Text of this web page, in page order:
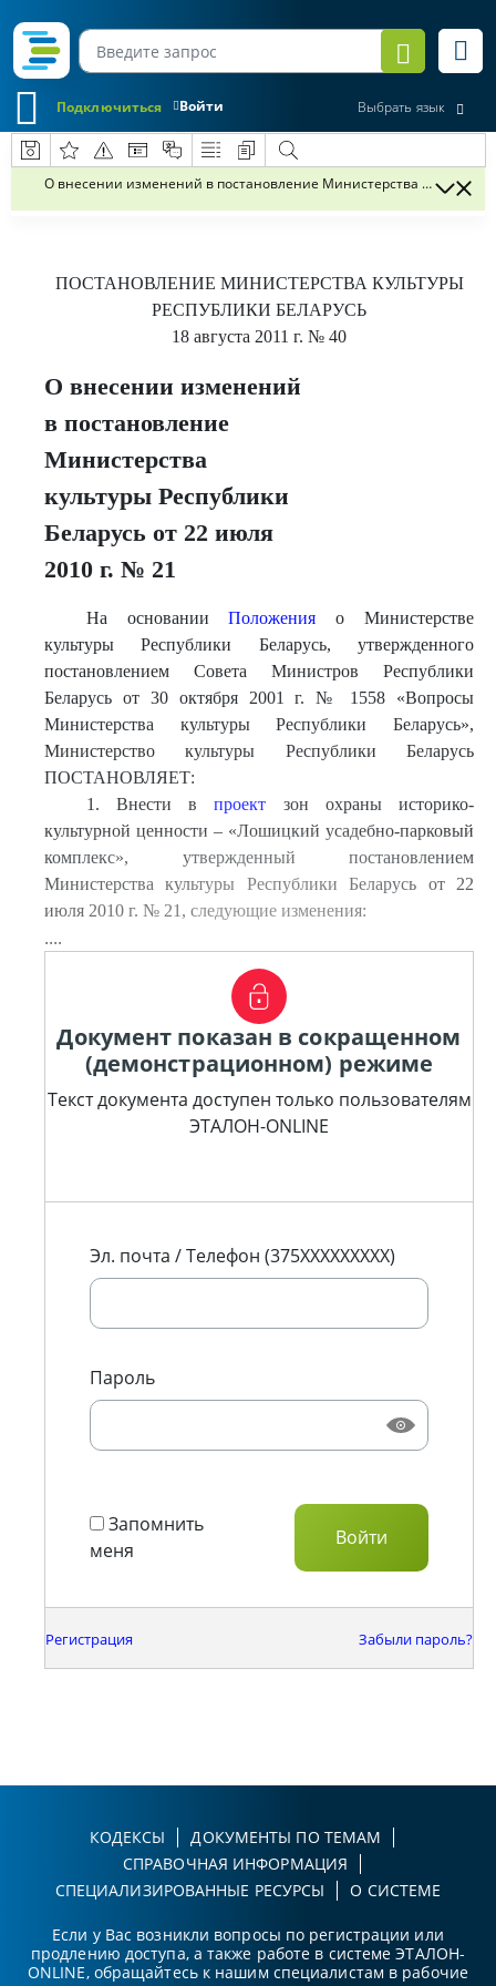
Войти
Подключиться Выбрать язык
О внесении изменений в постановление Министерства культуры
ПОСТАНОВЛЕНИЕ МИНИСТЕРСТВА КУЛЬТУРЫ
РЕСПУБЛИКИ БЕЛАРУСЬ
18 августа 2011 г. № 40
О внесении изменений
в постановление
Министерства
культуры Республики
Беларусь от 22 июля
2010 г. № 21
На основанииПоложения о Министерстве
культуры Республики Беларусь, утвержденного
постановлением Совета Министров Республики
Беларусь от 30 октября 2001 г. № 1558 «Вопросы
Министерства культуры Республики Беларусь»,
Министерство культуры Республики Беларусь
ПОСТАНОВЛЯЕТ:
1. Внести впроект зон охраны историко-
культурной ценности – «Лошицкий усадебно-парковый
комплекс», утвержденный постановлением
Министерства культуры Республики Беларусь от 22
июля 2010 г. № 21, следующие изменения:
....
Документ показан в сокращенном
(демонстрационном) режиме
Текст документа доступен только пользователям
ЭТАЛОН-ONLINE
Эл. почта / Телефон (375XXXXXXXXX)
Пароль
Запомнить
меня
Регистрация Забыли пароль?
КОДЕКСЫ
ДОКУМЕНТЫ ПО ТЕМАМ
СПРАВОЧНАЯ ИНФОРМАЦИЯ
СПЕЦИАЛИЗИРОВАННЫЕ РЕСУРСЫ
О СИСТЕМЕ
Если у Вас возникли вопросы по регистрации или
продлению доступа, а также работе в системе ЭТАЛОН-
ONLINE, обращайтесь к нашим специалистам в рабочие